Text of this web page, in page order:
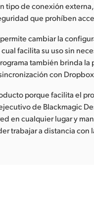
tipo de conexión
que prohíben
cambiar la
facilita su uso sin
también brinda
con
porque facilita el
de Blackmagic
en cualquier lugar y
trabajar a distancia con